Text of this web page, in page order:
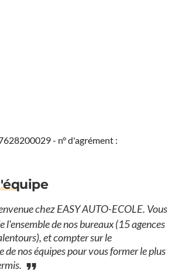
- n° d'agrément :
chez EASY AUTO-ECOLE. Vous
l'ensemble de nos bureaux (15 agences
et compter sur le
de nos équipes pour vous former le plus